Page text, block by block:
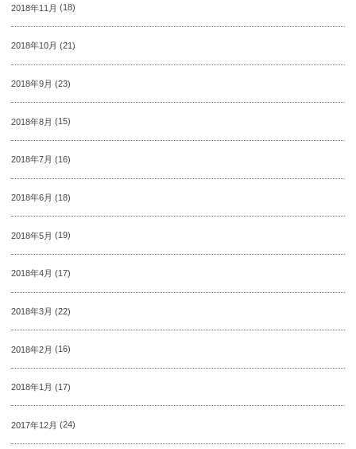
2018年11月 (18)
2018年10月 (21)
2018年9月 (23)
2018年8月 (15)
2018年7月 (16)
2018年6月 (18)
2018年5月 (19)
2018年4月 (17)
2018年3月 (22)
2018年2月 (16)
2018年1月 (17)
2017年12月 (24)